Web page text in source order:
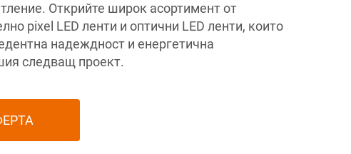
Открийте широк асортимент от
pixel LED ленти и оптични LED ленти, които
надеждност и енергетична
следващ проект.